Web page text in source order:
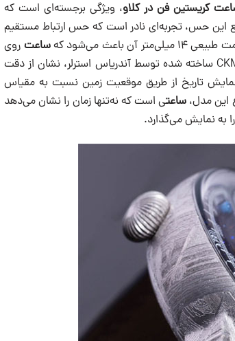
کریستین فن در کلاو، ویژگی برجسته‌ای است که
این حس، تجربه‌ای نادر است که حس ارتباط مستقیم
می‌شود که
ساعت روی
مچ دست ظریف و متعادل به نظر برسد. موتور اتوماتیک CKM-01 ساخته ‌شده توسط آندریاس استرلر، نشان از دقت
تاریخ از طریق موقعیت زمین نسبت به مقیاس
این مدل، ساعتی است که نه‌تنها زمان را نشان می‌دهد
به نمایش می‌گذارد.